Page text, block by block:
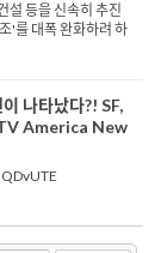
설 등을 신속히 추진
'를 대폭 완화하려 하
하는 역사보존자문
의 요건...
나타났다?! SF,
America New